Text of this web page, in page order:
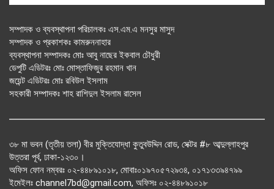
সম্পাদক ও ব্যবস্থাপনা পরিচালকঃ এস.এম.এ মনসুর মাসুদ
সম্পাদক ও প্রকাশকঃ কামরুননাহার
ব্যবস্থাপনা সম্পাদকঃ মোঃ আবু নাছের ইকবাল চৌধুরী
ডেপুটি এডিটরঃ মোঃ মোস্তাফিজুর রহমান খান
জয়েন্ট এডিটরঃ মোঃ রবিউল ইসলাম
সহকারী সম্পাদকঃ শাহ রাশিদুল ইসলাম রাসেল
৩৮ মা ভবন (তৃতীয় তলা) বীর মুক্তিযোদ্ধা কুতুবউদ্দিন রোড, সেক্টর #৮ আব্দুল্লাহপুর
উত্তরা পূর্ব, ঢাকা-১২৩০।
অফিস ফোন নম্বরঃ ০২-৪৪৮৯১০১৮, মোবাঃ০১৯৭০৫৭২৯৩৪, ০১৭১৩৩৯৪৭৯৯
ইমেইলঃ channel7bd@gmail.com, অফিসঃ ০২-৪৪৮৯১০১৮